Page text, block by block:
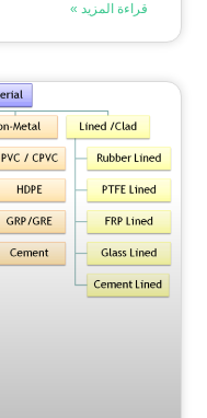
قراءة المزيد »